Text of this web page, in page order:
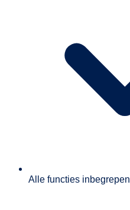
Alle functies inbegrepen